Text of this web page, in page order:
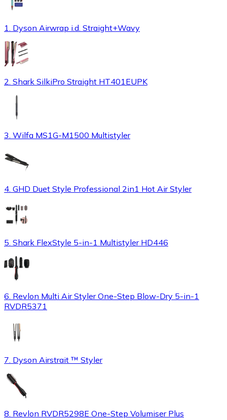
1. Dyson Airwrap i.d. Straight+Wavy
2. Shark SilkiPro Straight HT401EUPK
3. Wilfa MS1G-M1500 Multistyler
4. GHD Duet Style Professional 2in1 Hot Air Styler
5. Shark FlexStyle 5-in-1 Multistyler HD446
6. Revlon Multi Air Styler One-Step Blow-Dry 5-in-1
RVDR5371
7. Dyson Airstrait ™ Styler
8. Revlon RVDR5298E One-Step Volumiser Plus